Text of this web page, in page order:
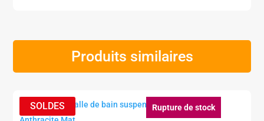
Produits similaires
Rupture de stock